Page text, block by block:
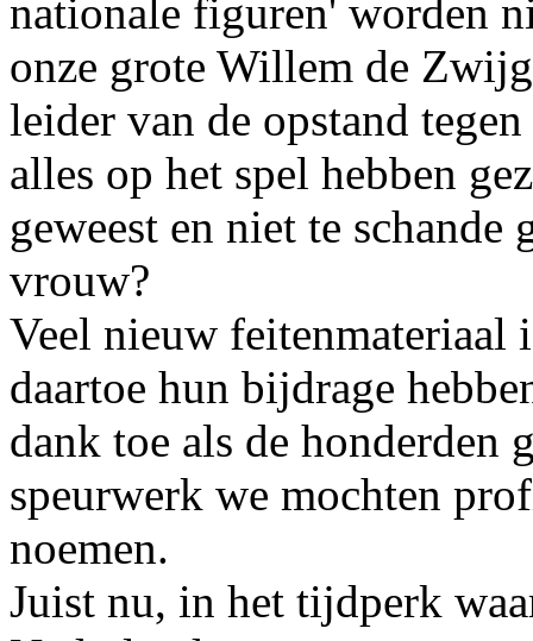
nationale figuren' worden
onze grote Willem de
leider van de opstand
alles op het spel hebben
geweest en niet te schande
vrouw?
Veel nieuw
daartoe hun bijdrage
dank toe als de honderden
speurwerk we mochten
noemen.
Juist nu, in het tijdperk